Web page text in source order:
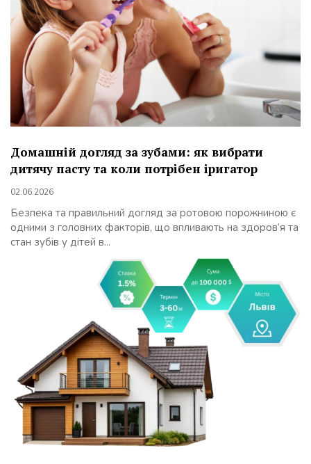
Домашній догляд за зубами: як вибрати
дитячу пасту та коли потрібен іригатор
02.06.2026
Безпека та правильний догляд за ротовою порожниною є
одними з головних факторів, що впливають на здоров’я та
стан зубів у дітей в...